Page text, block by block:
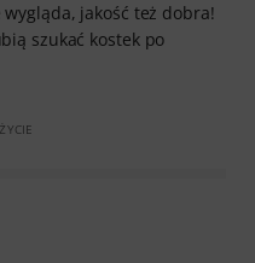
jakość też dobra!
szukać kostek po